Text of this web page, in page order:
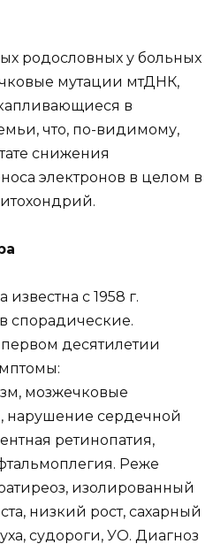
родословных у больных
мутации мтДНК,
в
что, по-видимому,
снижения
электронов в целом в
с 1958 г.
спорадические.
десятилетии
мозжечковые
нарушение сердечной
ретинопатия,
Реже
изолированный
низкий рост, сахарный
судороги, УО. Диагноз